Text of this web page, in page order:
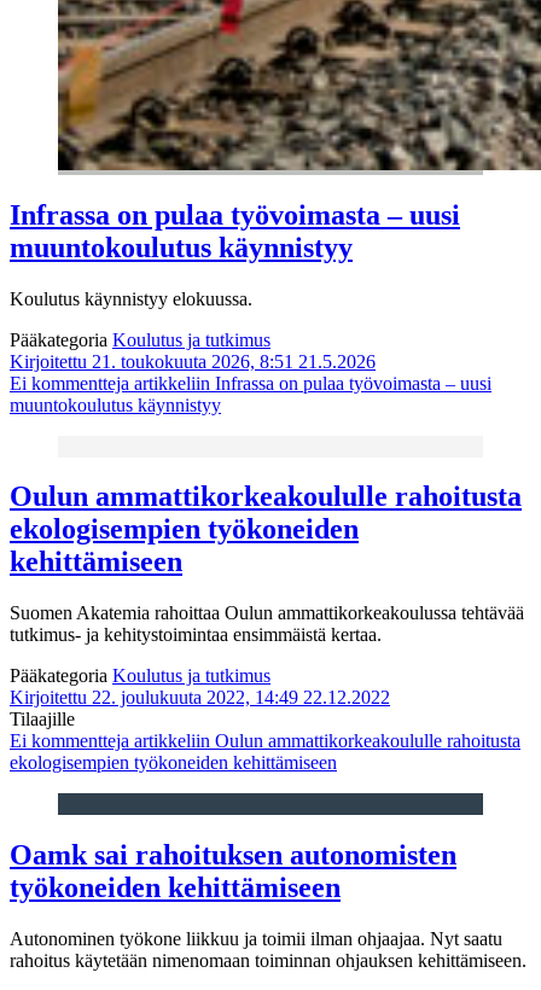
Infrassa on pulaa työvoimasta – uusi
muuntokoulutus käynnistyy
Koulutus käynnistyy elokuussa.
Pääkategoria Koulutus ja tutkimus
Kirjoitettu 21. toukokuuta 2026, 8:51 21.5.2026
Ei kommentteja artikkeliin Infrassa on pulaa työvoimasta – uusi
muuntokoulutus käynnistyy
Oulun ammattikorkeakoululle rahoitusta
ekologisempien työkoneiden
kehittämiseen
Suomen Akatemia rahoittaa Oulun ammattikorkeakoulussa tehtävää
tutkimus- ja kehitystoimintaa ensimmäistä kertaa.
Pääkategoria Koulutus ja tutkimus
Kirjoitettu 22. joulukuuta 2022, 14:49 22.12.2022
Tilaajille
Ei kommentteja artikkeliin Oulun ammattikorkeakoululle rahoitusta
ekologisempien työkoneiden kehittämiseen
Oamk sai rahoituksen autonomisten
työkoneiden kehittämiseen
Autonominen työkone liikkuu ja toimii ilman ohjaajaa. Nyt saatu
rahoitus käytetään nimenomaan toiminnan ohjauksen kehittämiseen.